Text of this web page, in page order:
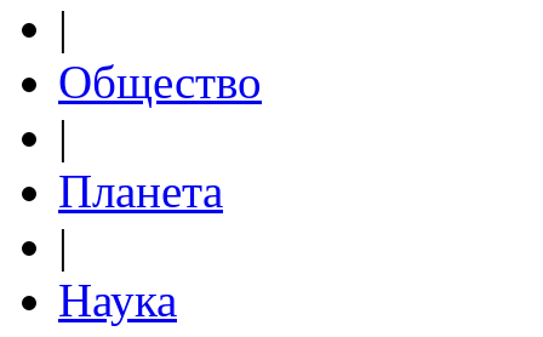
|
Общество
|
Планета
|
Наука